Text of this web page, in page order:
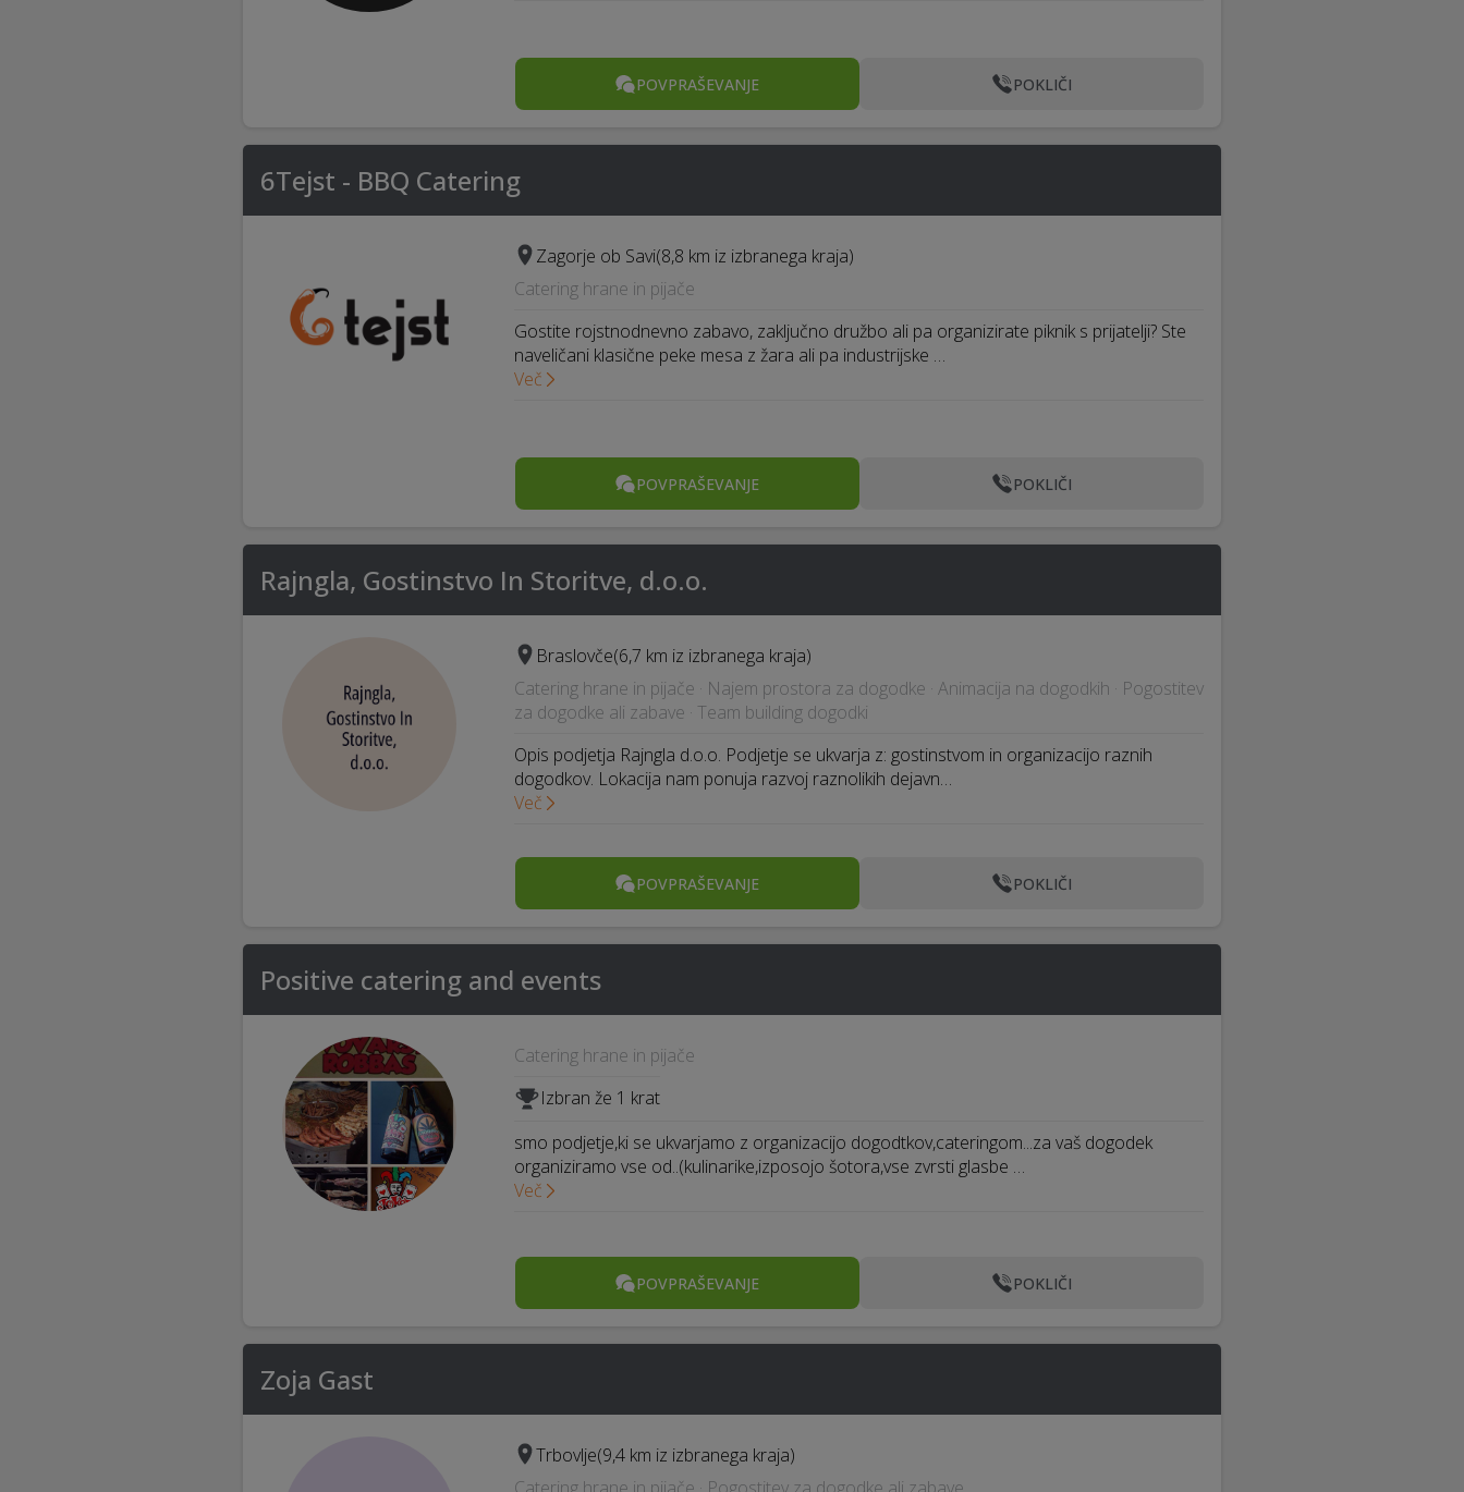
POVPRAŠEVANJE POKLIČI
6Tejst - BBQ Catering
Zagorje ob Savi(8,8 km iz izbranega kraja)
Catering hrane in pijače
Gostite rojstnodnevno zabavo, zaključno družbo ali pa organizirate piknik s prijatelji? Ste
naveličani klasične peke mesa z žara ali pa industrijske …
Več
POVPRAŠEVANJE POKLIČI
Rajngla, Gostinstvo In Storitve, d.o.o.
Braslovče(6,7 km iz izbranega kraja)
Catering hrane in pijače · Najem prostora za dogodke · Animacija na dogodkih · Pogostitev
za dogodke ali zabave · Team building dogodki
Opis podjetja Rajngla d.o.o. Podjetje se ukvarja z: gostinstvom in organizacijo raznih
dogodkov. Lokacija nam ponuja razvoj raznolikih dejavn…
Več
POVPRAŠEVANJE POKLIČI
Positive catering and events
Catering hrane in pijače
Izbran že 1 krat
smo podjetje,ki se ukvarjamo z organizacijo dogodtkov,cateringom...za vaš dogodek
organiziramo vse od..(kulinarike,izposojo šotora,vse zvrsti glasbe …
Več
POVPRAŠEVANJE POKLIČI
Zoja Gast
Trbovlje(9,4 km iz izbranega kraja)